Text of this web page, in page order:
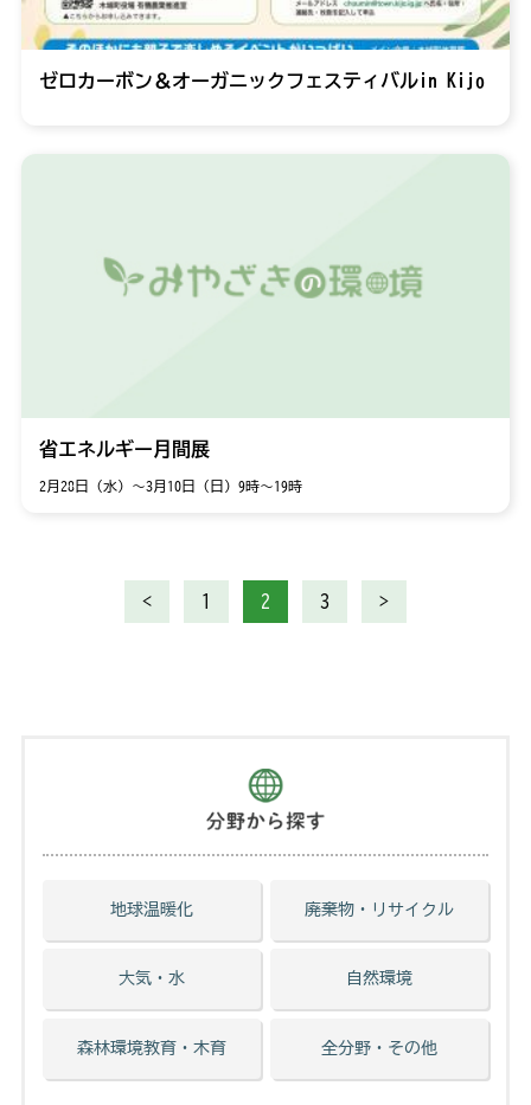
ゼロカーボン＆オーガニックフェスティバルin Kijo
省エネルギー月間展
2月28日（水）～3月10日（日）9時～19時
< 1 2 3 >
地球温暖化 廃棄物・リサイクル
大気・水 自然環境
森林環境教育・木育 全分野・その他